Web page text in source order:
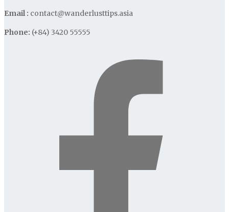
Email : contact@wanderlusttips.asia
Phone: (+84) 3420 55555